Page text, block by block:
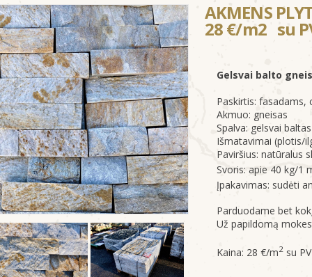
AKMENS
28 €/m2 su
Gelsvai balto
Paskirtis: fasadams,
Akmuo: gneisas
Spalva: gelsvai
Išmatavimai (plotis/
Paviršius: natūralus
Svoris: apie 40 kg/1
Įpakavimas: sudėti
Parduodame bet
Už papildomą
Kaina: 28 €/m2 su